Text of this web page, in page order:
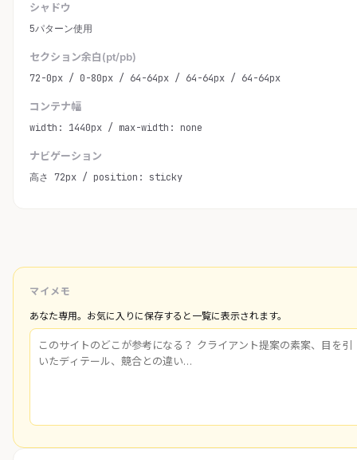
シャドウ
5パターン使用
セクション余白(pt/pb)
72-0px / 0-80px / 64-64px / 64-64px / 64-64px
コンテナ幅
width: 1440px / max-width: none
ナビゲーション
高さ 72px / position: sticky
マイメモ
あなた専用。お気に入りに保存すると一覧に表示されます。